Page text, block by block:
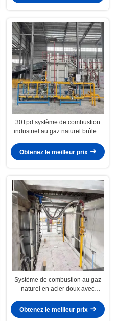
30Tpd système de combustion
industriel au gaz naturel brûleur
fourneau à verre
Obtenez le meilleur prix
Système de combustion au gaz
naturel en acier doux avec
du four
Obtenez le meilleur prix